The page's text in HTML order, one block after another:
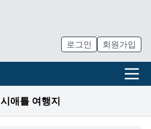
로그인 회원가입
시애틀 여행지